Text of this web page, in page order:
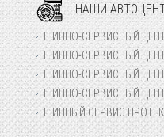
НАШИ
ШИННО-СЕРВИСНЫЙ
ШИННО-СЕРВИСНЫЙ
ШИННО-СЕРВИСНЫЙ
ШИННО-СЕРВИСНЫЙ
ШИННЫЙ СЕРВИС